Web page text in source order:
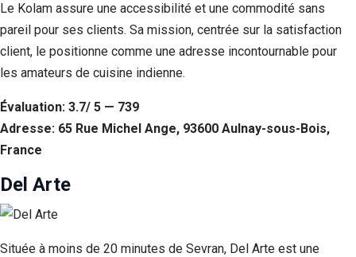
Le Kolam assure une accessibilité et une commodité sans
pareil pour ses clients. Sa mission, centrée sur la satisfaction
client, le positionne comme une adresse incontournable pour
les amateurs de cuisine indienne.
Évaluation: 3.7/ 5 — 739
Adresse: 65 Rue Michel Ange, 93600 Aulnay-sous-Bois,
France
Del Arte
Située à moins de 20 minutes de Sevran, Del Arte est une